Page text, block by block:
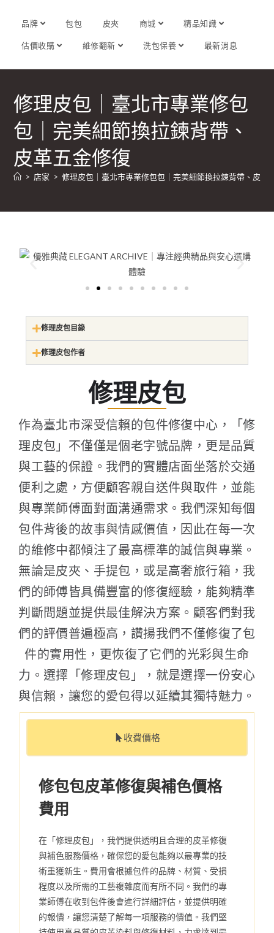
品牌 包包 皮夾 商城 精品知識
估價收購 維修翻新 洗包保養 最新消息
修理皮包｜臺北市專業修包
包｜完美細節換拉鍊背帶、
皮革五金修復
> 店家 > 修理皮包｜臺北市專業修包包｜完美細節換拉鍊背帶、皮革
修理皮包目錄
修理皮包作者
修理皮包
作為臺北市深受信賴的包件修復中心，「修
理皮包」不僅僅是個老字號品牌，更是品質
與工藝的保證。我們的實體店面坐落於交通
便利之處，方便顧客親自送件與取件，並能
與專業師傅面對面溝通需求。我們深知每個
包件背後的故事與情感價值，因此在每一次
的維修中都傾注了最高標準的誠信與專業。
無論是皮夾、手提包，或是高奢旅行箱，我
們的師傅皆具備豐富的修復經驗，能夠精準
判斷問題並提供最佳解決方案。顧客們對我
們的評價普遍極高，讚揚我們不僅修復了包
件的實用性，更恢復了它們的光彩與生命
力。選擇「修理皮包」，就是選擇一份安心
與信賴，讓您的愛包得以延續其獨特魅力。
收費價格
修包包皮革修復與補色價格
費用
在「修理皮包」，我們提供透明且合理的皮革修復
與補色服務價格，確保您的愛包能夠以最專業的技
術重獲新生。費用會根據包件的品牌、材質、受損
程度以及所需的工藝複雜度而有所不同。我們的專
業師傅在收到包件後會進行詳細評估，並提供明確
的報價，讓您清楚了解每一項服務的價值。我們堅